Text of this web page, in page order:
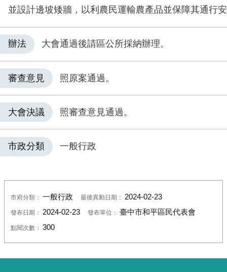
並設計邊坡矮牆，以利農民運輸農產品並保障其通行
辦法 大會通過後請區公所採納辦理。
審查意見 照原案通過。
大會決議 照審查意見通過。
市政分類 一般行政
市府分類： 一般行政 最後異動日期： 2024-02-23
發布日期： 2024-02-23 發布單位： 臺中市和平區民代表會
點閱次數： 300